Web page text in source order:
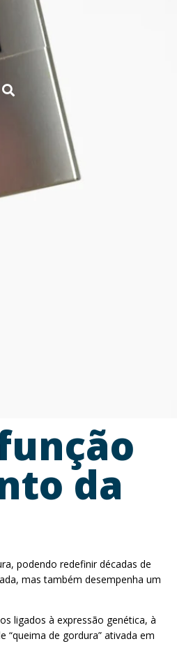
da
podendo redefinir décadas de
mas também desempenha um
ligados à expressão genética, à
de gordura” ativada em